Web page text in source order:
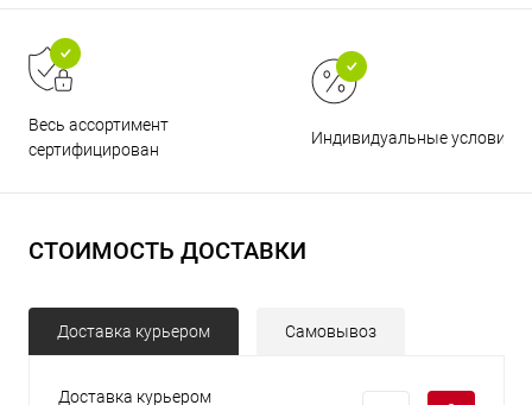
Весь ассортимент
сертифицирован
Индивидуальные условия
СТОИМОСТЬ ДОСТАВКИ
Доставка курьером Самовывоз
Доставка курьером